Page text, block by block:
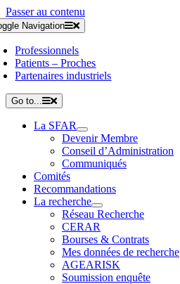
Passer au contenu
Navigation
Professionnels
Patients – Proches
Partenaires industriels
Go to...
La SFAR
Devenir Membre
Conseil d’Administration
Communiqués
Comités
Recommandations
La recherche
Réseau Recherche
CERAR
Bourses & Contrats
Mes données de recherche
AGEARISK
Soumission enquête